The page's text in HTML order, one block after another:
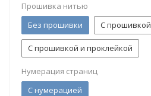
Прошивка нитью
Без прошивки
С прошивкой
С прошивкой и проклейкой
Нумерация страниц
С нумерацией